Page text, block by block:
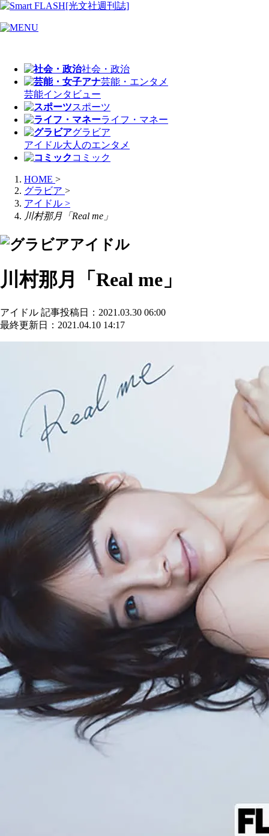
社会・政治
芸能・エンタメ
芸能インタビュー
スポーツ
ライフ・マネー
グラビア
アイドル大人のエンタメ
コミック
HOME >
グラビア >
アイドル >
川村那月「Real me」
アイドル
川村那月「Real me」
アイドル 記事投稿日：2021.03.30 06:00
最終更新日：2021.04.10 14:17